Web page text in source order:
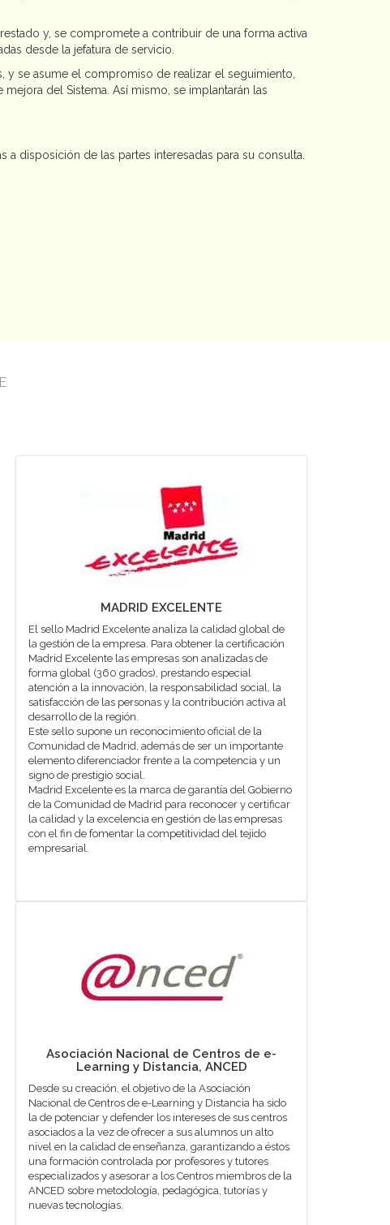
y, se compromete a contribuir de una forma activa
desde la jefatura de servicio.
se asume el compromiso de realizar el seguimiento,
del Sistema. Así mismo, se implantarán las
disposición de las partes interesadas para su consulta.
MADRID EXCELENTE
El sello Madrid Excelente analiza la calidad global de
la gestión de la empresa. Para obtener la certificación
Madrid Excelente las empresas son analizadas de
forma global (360 grados), prestando especial
atención a la innovación, la responsabilidad social, la
satisfacción de las personas y la contribución activa al
desarrollo de la región.
Este sello supone un reconocimiento oficial de la
Comunidad de Madrid, además de ser un importante
elemento diferenciador frente a la competencia y un
signo de prestigio social.
Madrid Excelente es la marca de garantía del Gobierno
de la Comunidad de Madrid para reconocer y certificar
la calidad y la excelencia en gestión de las empresas
con el fin de fomentar la competitividad del tejido
empresarial.
Asociación Nacional de Centros de e-
Learning y Distancia, ANCED
Desde su creación, el objetivo de la Asociación
Nacional de Centros de e-Learning y Distancia ha sido
la de potenciar y defender los intereses de sus centros
asociados a la vez de ofrecer a sus alumnos un alto
nivel en la calidad de enseñanza, garantizando a éstos
una formación controlada por profesores y tutores
especializados y asesorar a los Centros miembros de la
ANCED sobre metodología, pedagógica, tutorías y
nuevas tecnologías.